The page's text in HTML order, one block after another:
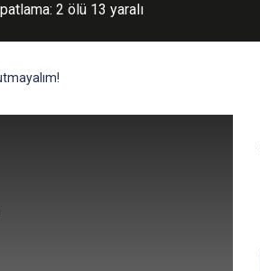
2 ölü 13 yaralı